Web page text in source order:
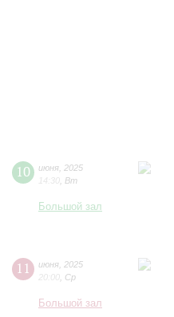
10 июня 2025
14:30 Вт
Большой зал
11 июня 2025
20:00 Ср
Большой зал